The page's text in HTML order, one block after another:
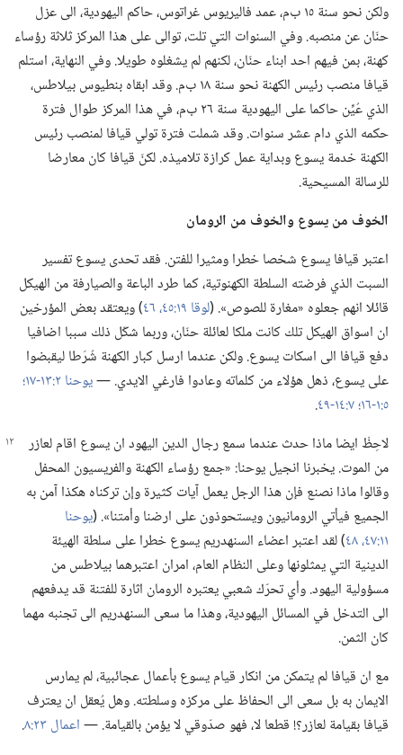
ولكن نحو سنة ١٥ ب‌م،‏ عمد فاليريوس غراتوس،‏ حاكم اليهودية،‏ الى عزل
حنّان عن منصبه.‏ وفي السنوات التي تلت،‏ توالى على هذا المركز ثلاثة رؤساء
كهنة،‏ بمن فيهم احد ابناء حنّان،‏ لكنهم لم يشغلوه طويلا.‏ وفي النهاية،‏ استلم
قيافا منصب رئيس الكهنة نحو سنة ١٨ ب‌م.‏ وقد ابقاه بنطيوس بيلاطس،‏
الذي عُيِّن حاكما على اليهودية سنة ٢٦ ب‌م،‏ في هذا المركز طوال فترة
حكمه الذي دام عشر سنوات.‏ وقد شملت فترة تولي قيافا لمنصب رئيس
الكهنة خدمة يسوع وبداية عمل كرازة تلاميذه.‏ لكنّ قيافا كان معارضا
للرسالة المسيحية.‏
الخوف من يسوع والخوف من الرومان
اعتبر قيافا يسوع شخصا خطرا ومثيرا للفتن.‏ فقد تحدى يسوع تفسير
السبت الذي فرضته السلطة الكهنوتية،‏ كما طرد الباعة والصيارفة من الهيكل
قائلا انهم جعلوه «مغارة للصوص».‏ (‏لوقا ١٩:‏٤٥،‏ ٤٦
‏)‏ ويعتقد بعض المؤرخين
ان اسواق الهيكل تلك كانت ملكا لعائلة حنّان،‏ وربما شكّل ذلك سببا اضافيا
دفع قيافا الى اسكات يسوع.‏ ولكن عندما ارسل كبار الكهنة شُرَطا ليقبضوا
على يسوع،‏ ذهل هؤلاء من كلماته وعادوا فارغي الايدي.‏ —‏يوحنا ٢:‏١٣-‏١٧؛‏
٥:‏١-‏١٦؛‏
‏.‏
لاحِظْ ايضا ماذا حدث عندما سمع رجال الدين اليهودان يسوع اقام لعازر
من الموت.‏ يخبرنا انجيل يوحنا:‏ «جمع رؤساء الكهنة والفريسيون المحفل
وقالوا ماذا نصنع فإن هذا الرجل يعمل آيات كثيرة وإن تركناه هكذا آمن به
الجميع فيأتي الرومانيون ويستحوذون على ارضنا وأمتنا».‏ (‏يوحنا
١١:‏٤٧،‏ ٤٨
‏)‏ لقد اعتبر اعضاء السنهدريم يسوع خطرا على سلطة الهيئة
الدينية التي يمثلونها وعلى النظام العام،‏ امران اعتبرهما بيلاطس من
مسؤولية اليهود.‏ وأي تحرّك شعبي يعتبره الرومان اثارة للفتنة قد يدفعهم
الى التدخل في المسائل اليهودية،‏ وهذا ما سعى السنهدريم الى تجنبه مهما
كان الثمن.‏
مع ان قيافا لم يتمكن من انكار قيام يسوع بأعمال عجائبية،‏ لم يمارس
الايمان به بل سعى الى الحفاظ على مركزه وسلطته.‏ وهل يُعقل ان يعترف
قيافا بقيامة لعازر؟‏!‏ قطعا لا،‏ فهو صدّوقي لا يؤمن بالقيامة.‏ —‏اعمال ٢٣:‏٨
‏.‏